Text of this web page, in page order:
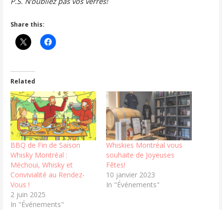
Share this:
Related
BBQ de Fin de Saison
Whisky Montréal :
Méchoui, Whisky et
Convivialité au Rendez-
Vous !
2 juin 2025
In "Événements"
Whiskies Montréal vous
souhaite de Joyeuses
Fêtes!
10 janvier 2023
In "Événements"